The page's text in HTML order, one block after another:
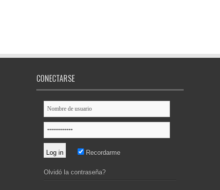
CONECTARSE
Recordarme
Olvidó la contraseña?